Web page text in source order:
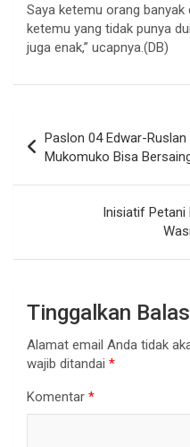
Saya ketemu orang
ketemu yang tidak punya
juga enak,” ucapnya.(DB)
pos
Paslon 04 Edwar-
Mukomuko Bisa
Inisiatif Petani
Tinggalkan
Alamat email Anda tidak
wajib ditandai *
Komentar *